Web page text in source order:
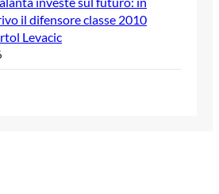
il difensore classe 2010
Levacic